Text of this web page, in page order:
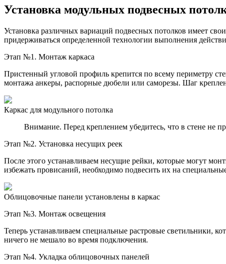
Установка модульных подвесных
Установка различных вариаций подвесных потолков имеет
придерживаться определенной технологии выполнения
Этап №1. Монтаж каркаса
Пристенный угловой профиль крепится по всему периметру
монтажа анкеры, распорные дюбели или саморезы. Шаг
Каркас для модульного потолка
Внимание. Перед креплением убедитесь, что в стене не
Этап №2. Установка несущих реек
После этого устанавливаем несущие рейки, которые могут
избежать провисаний, необходимо подвесить их на
Облицовочные панели установлены в каркас
Этап №3. Монтаж освещения
Теперь устанавливаем специальные растровые светильники,
ничего не мешало во время подключения.
Этап №4. Укладка облицовочных панелей